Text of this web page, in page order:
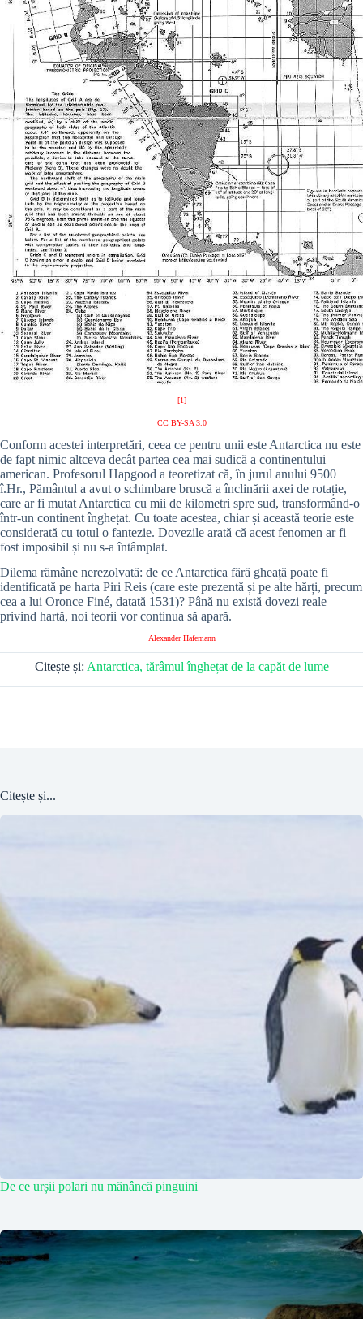
[1]
CC BY-SA 3.0
Conform acestei interpretări, ceea ce pentru unii este Antarctica nu este
de fapt nimic altceva decât partea cea mai sudică a continentului
american. Profesorul Hapgood a teoretizat că, în jurul anului 9500
î.Hr., Pământul a avut o schimbare bruscă a înclinării axei de rotație,
care ar fi mutat Antarctica cu mii de kilometri spre sud, transformând-o
într-un continent înghețat. Cu toate acestea, chiar și această teorie este
considerată cu totul o fantezie. Dovezile arată că acest fenomen ar fi
fost imposibil și nu s-a întâmplat.
Dilema rămâne nerezolvată: de ce Antarctica fără gheață poate fi
identificată pe harta Piri Reis (care este prezentă și pe alte hărți, precum
cea a lui Oronce Finé, datată 1531)? Până nu există dovezi reale
privind hartă, noi teorii vor continua să apară.
Alexander Hafemann
Citește și: Antarctica, tărâmul înghețat de la capăt de lume
Citește și...
De ce urșii polari nu mănâncă pinguini